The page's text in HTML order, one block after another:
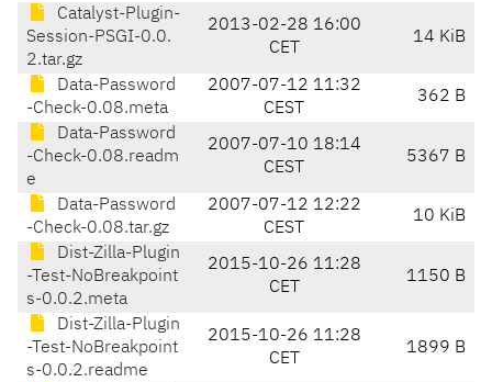
Catalyst-Plugin-
Session-PSGI-0.0.
2.tar.gz
2013-02-28 16:00
CET
14 KiB
Data-Password
-Check-0.08.meta
2007-07-12 11:32
CEST
362 B
Data-Password
-Check-0.08.readm
e
2007-07-10 18:14
CEST
5367 B
Data-Password
-Check-0.08.tar.gz
2007-07-12 12:22
CEST
10 KiB
Dist-Zilla-Plugin
-Test-NoBreakpoint
s-0.0.2.meta
2015-10-26 11:28
CET
1150 B
Dist-Zilla-Plugin
-Test-NoBreakpoint
s-0.0.2.readme
2015-10-26 11:28
CET
1899 B